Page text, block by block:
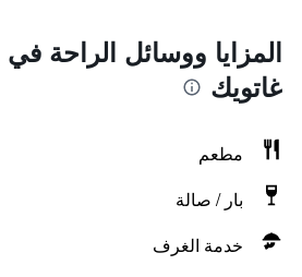
المزايا ووسائل الراحة
غاتويك
مطعم
بار / صالة
خدمة الغرف